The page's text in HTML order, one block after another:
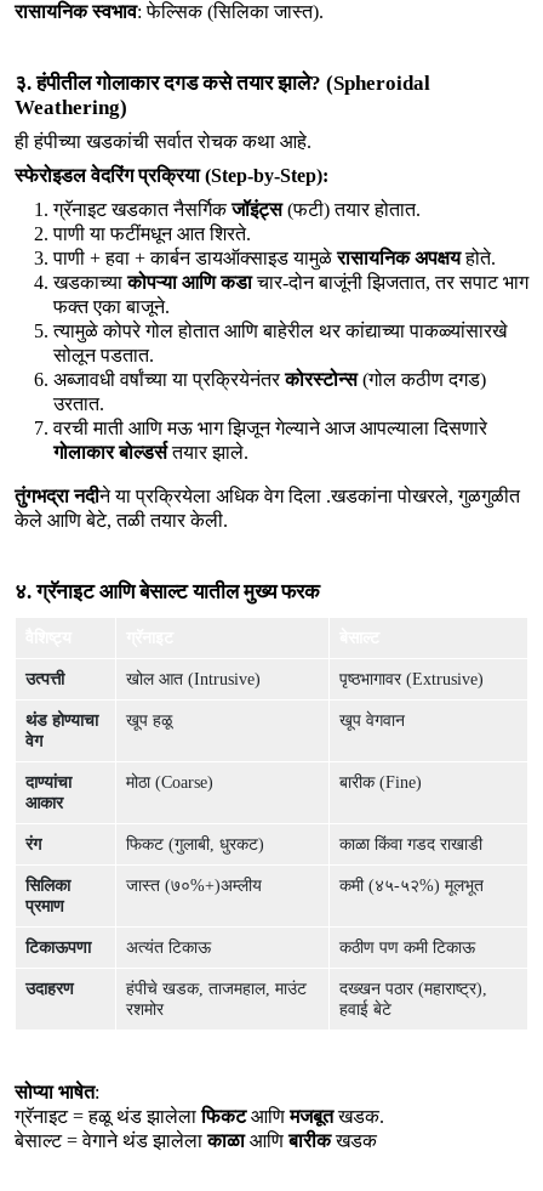
रासायनिक स्वभाव: फेल्सिक (सिलिका जास्त).
३. हंपीतील गोलाकार दगड कसे तयार झाले? (Spheroidal
Weathering)
ही हंपीच्या खडकांची सर्वात रोचक कथा आहे.
स्फेरोइडल वेदरिंग प्रक्रिया (Step-by-Step):
ग्रॅनाइट खडकात नैसर्गिकजॉइंट्स(फटी) तयार होतात.
पाणी या फटींमधून आत शिरते.
पाणी + हवा + कार्बन डायऑक्साइड यामुळेरासायनिक अपक्षयहोते.
खडकाच्याकोपऱ्या आणि कडाचार-दोन बाजूंनी झिजतात, तर सपाट भाग
फक्त एका बाजूने.
त्यामुळे कोपरे गोल होतात आणि बाहेरील थर कांद्याच्या पाकळ्यांसारखे
सोलून पडतात.
अब्जावधी वर्षांच्या या प्रक्रियेनंतरकोरस्टोन्स(गोल कठीण दगड)
उरतात.
वरची माती आणि मऊ भाग झिजून गेल्याने आज आपल्याला दिसणारे
गोलाकार बोल्डर्सतयार झाले.
तुंगभद्रा नदीने या प्रक्रियेला अधिक वेग दिला .खडकांना पोखरले, गुळगुळीत
केले आणि बेटे, तळी तयार केली.
४. ग्रॅनाइट आणि बेसाल्ट यातील मुख्य फरक
उत्पत्ती खोल आत (Intrusive) पृष्ठभागावर (Extrusive)
थंड होण्याचा
वेग
खूप हळू खूप वेगवान
दाण्यांचा
आकार
मोठा (Coarse) बारीक (Fine)
रंग फिकट (गुलाबी, धुरकट) काळा किंवा गडद राखाडी
सिलिका
प्रमाण
जास्त (७०%+)अम्लीय कमी (४५-५२%) मूलभूत
टिकाऊपणा अत्यंत टिकाऊ कठीण पण कमी टिकाऊ
उदाहरण
हंपीचे खडक, ताजमहाल, माउंट
रशमोर
दख्खन पठार (महाराष्ट्र),
हवाई बेटे
सोप्या भाषेत:
ग्रॅनाइट = हळू थंड झालेला फिकट आणि मजबूत खडक.
बेसाल्ट = वेगाने थंड झालेला काळा आणि बारीक खडक